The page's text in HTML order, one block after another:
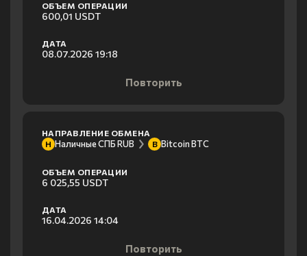
ОБЪЕМ ОПЕРАЦИИ
600,01 USDT
ДАТА
08.07.2026 19:18
Повторить
НАПРАВЛЕНИЕ ОБМЕНА
Н Наличные СПБ RUB B Bitcoin BTC
ОБЪЕМ ОПЕРАЦИИ
6 025,55 USDT
ДАТА
16.04.2026 14:04
Повторить